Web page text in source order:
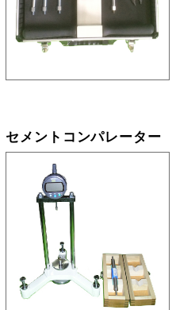
セメントコンパレーター